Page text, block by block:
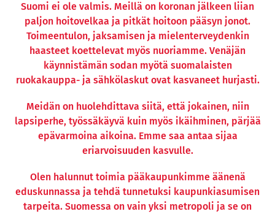
Suomi ei ole valmis. Meillä on koronan jälkeen liian
paljon hoitovelkaa ja pitkät hoitoon pääsyn jonot.
Toimeentulon, jaksamisen ja mielenterveydenkin
haasteet koettelevat myös nuoriamme. Venäjän
käynnistämän sodan myötä suomalaisten
ruokakauppa- ja sähkölaskut ovat kasvaneet hurjasti.
Meidän on huolehdittava siitä, että jokainen, niin
lapsiperhe, työssäkäyvä kuin myös ikäihminen, pärjää
epävarmoina aikoina. Emme saa antaa sijaa
eriarvoisuuden kasvulle.
Olen halunnut toimia pääkaupunkimme äänenä
eduskunnassa ja tehdä tunnetuksi kaupunkiasumisen
tarpeita. Suomessa on vain yksi metropoli ja se on